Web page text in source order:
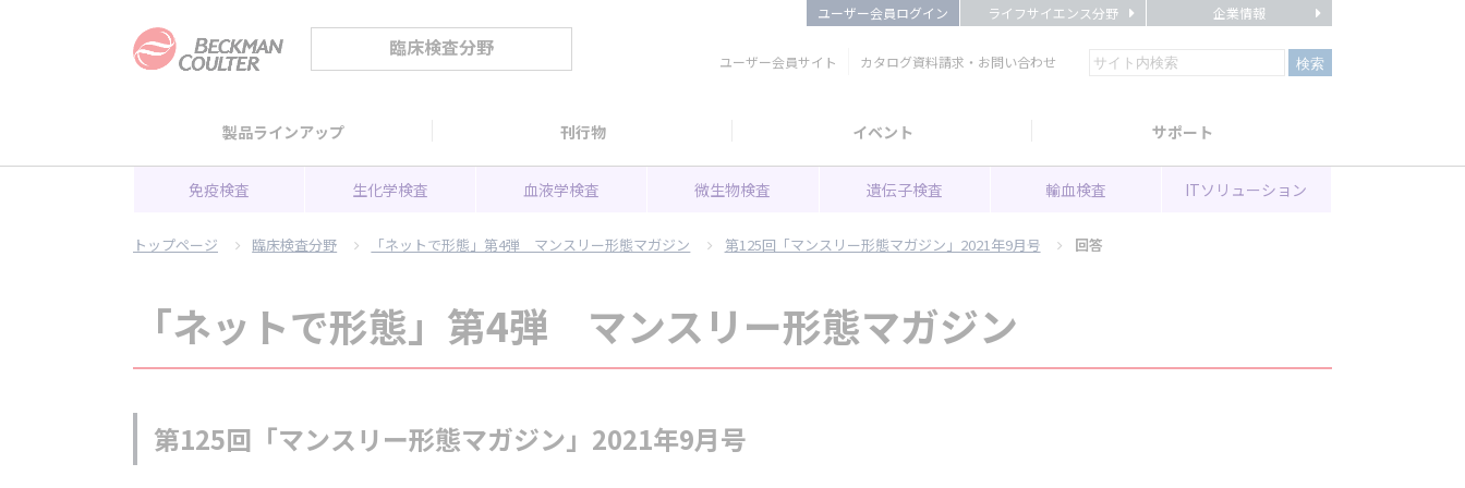
臨床検査分野
ユーザー会員ログイン ライフサイエンス分野 企業情報
ユーザー会員サイト カタログ資料請求・お問い合わせ
製品ラインアップ 刊行物 イベント サポート
免疫検査 生化学検査 血液学検査 微生物検査 遺伝子検査 輸血検査 ITソリューション
トップページ 臨床検査分野 「ネットで形態」第4弾 マンスリー形態マガジン 第125回「マンスリー形態マガジン」2021年9月号 回答
「ネットで形態」第4弾 マンスリー形態マガジン
第125回「マンスリー形態マガジン」2021年9月号